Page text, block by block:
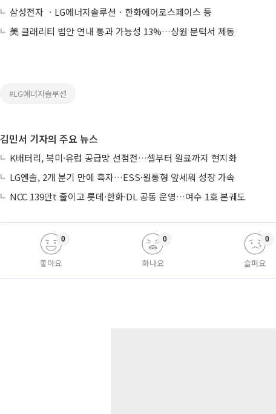
삼성전자 ㆍLG에너지솔루션ㆍ한화에어로스페이스 등
美 클래리티 법안 연내 통과 가능성 13%…상원 문턱서 제동
#LG에너지솔루션
김민서 기자의 주요 뉴스
K배터리, 북미·유럽 공급망 선점전…셀부터 원료까지 현지화
LG엔솔, 2개 분기 만에 흑자…ESS·원통형 앞세워 성장 가속
NCC 139만t 줄이고 롯데·한화·DL 공동 운영…여수 1호 본궤도
좋아요
0
화나요
0
슬퍼요
0